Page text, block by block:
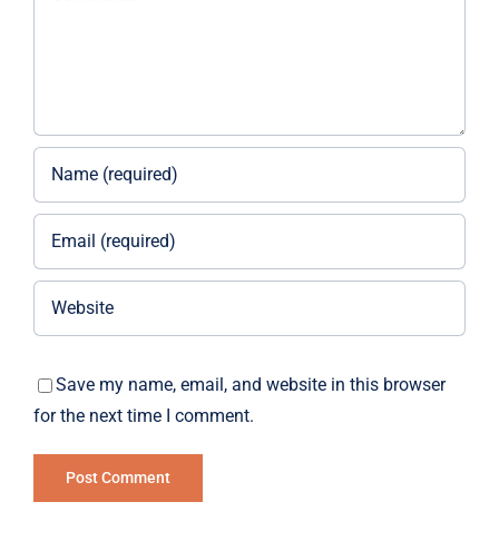
Save my name, email, and website in this browser
for the next time I comment.